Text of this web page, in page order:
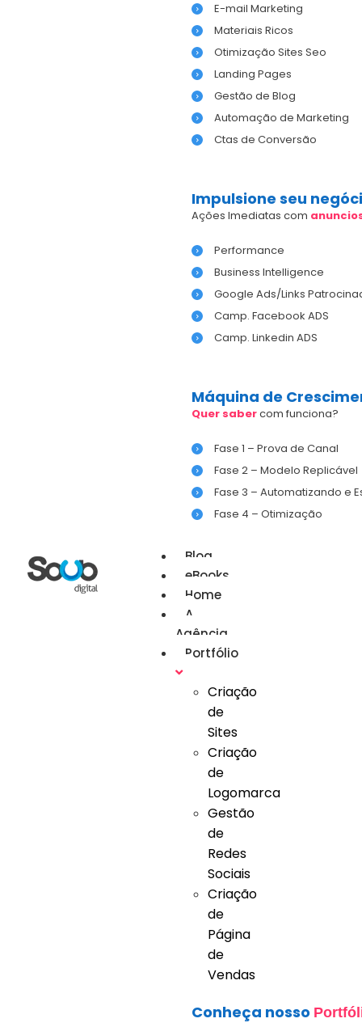
E-mail Marketing
Materiais Ricos
Otimização Sites Seo
Landing Pages
Gestão de Blog
Automação de Marketing
Ctas de Conversão
Impulsione seu
Ações Imediatas com
Performance
Business Intelligence
Google Ads/Links
Camp. Facebook ADS
Camp. Linkedin ADS
Máquina de
Quer sabercom funciona?
Fase 1 – Prova de Canal
Fase 2 – Modelo Replicável
Fase 3 – Automatizando e
Fase 4 – Otimização
Blog
eBooks
Home
A
Agência
Portfólio
Criação
de
Sites
Criação
de
Logomarca
Gestão
de
Redes
Sociais
Criação
de
Página
de
Vendas
Conheça nosso